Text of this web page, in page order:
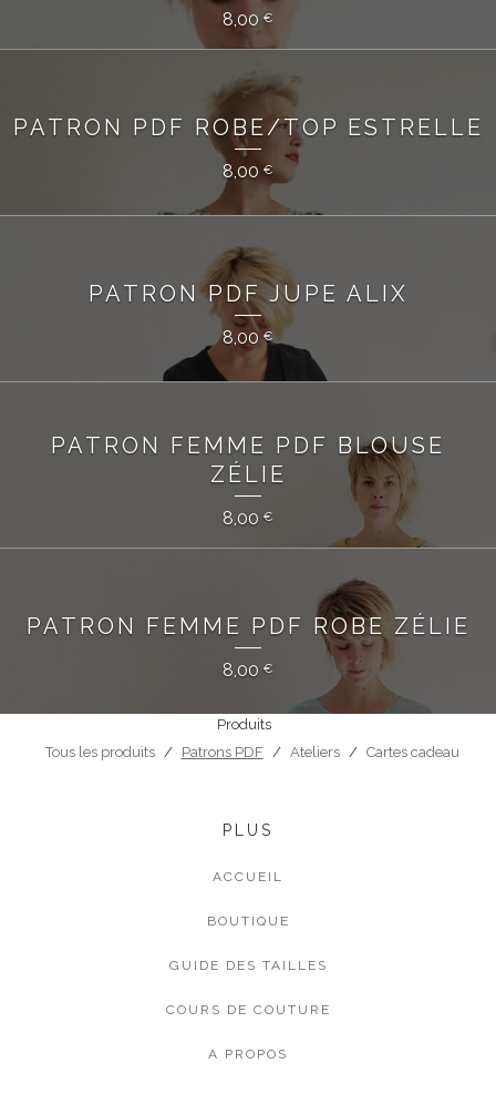
8,00 €
PATRON PDF ROBE/TOP ESTRELLE
8,00 €
PATRON PDF JUPE ALIX
8,00€
PATRON FEMME PDF BLOUSE
ZÉLIE
8,00 €
PATRON FEMME PDF ROBE ZÉLIE
8,00 €
Produits
Tous les produits
Patrons PDF Ateliers Cartes cadeau
PLUS
ACCUEIL
BOUTIQUE
GUIDE DES TAILLES
COURS DE COUTURE
A PROPOS